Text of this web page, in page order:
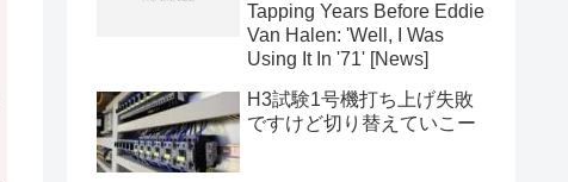
Tapping Years Before Eddie
Van Halen: 'Well, I Was
Using It In '71' [News]
H3試験1号機打ち上げ失敗
ですけど切り替えていこー